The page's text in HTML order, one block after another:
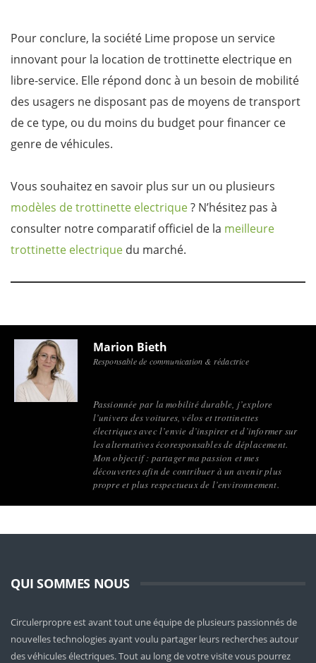
Pour conclure, la société Lime propose un service
innovant pour la location de trottinette electrique en
libre-service. Elle répond donc à un besoin de mobilité
des usagers ne disposant pas de moyens de transport
de ce type, ou du moins du budget pour financer ce
genre de véhicules.
Vous souhaitez en savoir plus sur un ou plusieurs
modèles de trottinette electrique? N’hésitez pas à
consulter notre comparatif officiel de la meilleure
trottinette electrique du marché.
Marion Bieth
Responsable de communication & rédactrice
Passionnée par la mobilité durable, j’explore
l’univers des voitures, vélos et trottinettes
électriques avec l’envie d’inspirer et d’informer sur
les alternatives écoresponsables de déplacement.
Mon objectif : partager ma passion et mes
découvertes afin de contribuer à un avenir plus
propre et plus respectueux de l’environnement.
QUI SOMMES NOUS
Circulerpropre est avant tout une équipe de plusieurs passionnés de
nouvelles technologies ayant voulu partager leurs recherches autour
des véhicules électriques. Tout au long de votre visite vous pourrez